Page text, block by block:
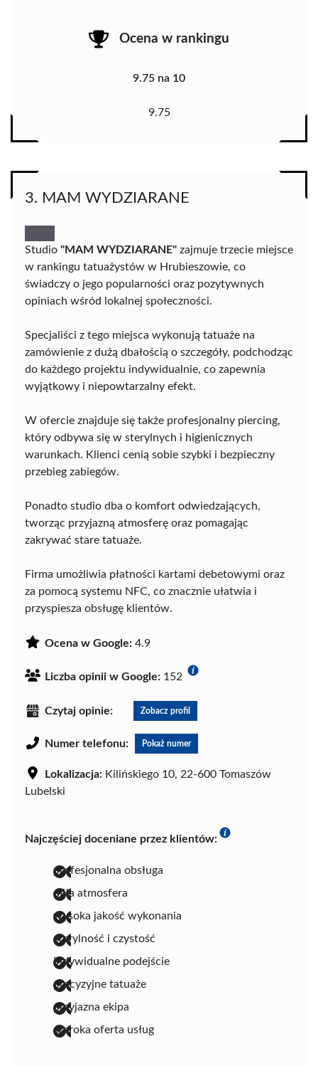
Ocena w rankingu
9.75 na 10
9.75
3. MAM WYDZIARANE
Studio "MAM WYDZIARANE" zajmuje trzecie miejsce
w rankingu tatuażystów w Hrubieszowie, co
świadczy o jego popularności oraz pozytywnych
opiniach wśród lokalnej społeczności.
Specjaliści z tego miejsca wykonują tatuaże na
zamówienie z dużą dbałością o szczegóły, podchodząc
do każdego projektu indywidualnie, co zapewnia
wyjątkowy i niepowtarzalny efekt.
W ofercie znajduje się także profesjonalny piercing,
który odbywa się w sterylnych i higienicznych
warunkach. Klienci cenią sobie szybki i bezpieczny
przebieg zabiegów.
Ponadto studio dba o komfort odwiedzających,
tworząc przyjazną atmosferę oraz pomagając
zakrywać stare tatuaże.
Firma umożliwia płatności kartami debetowymi oraz
za pomocą systemu NFC, co znacznie ułatwia i
przyspiesza obsługę klientów.
Ocena w Google: 4.9
Liczba opinii w Google: 152
Czytaj opinie: Zobacz profil
Numer telefonu: Pokaż numer
Lokalizacja: Kilińskiego 10, 22-600 Tomaszów
Lubelski
Najczęściej doceniane przez klientów:
profesjonalna obsługa
miła atmosfera
wysoka jakość wykonania
sterylność i czystość
indywidualne podejście
precyzyjne tatuaże
przyjazna ekipa
szeroka oferta usług